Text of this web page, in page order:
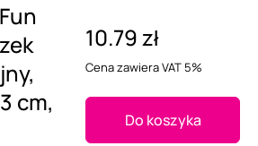
cm,
10.79 zł
Cena zawiera VAT 5%
Do koszyka